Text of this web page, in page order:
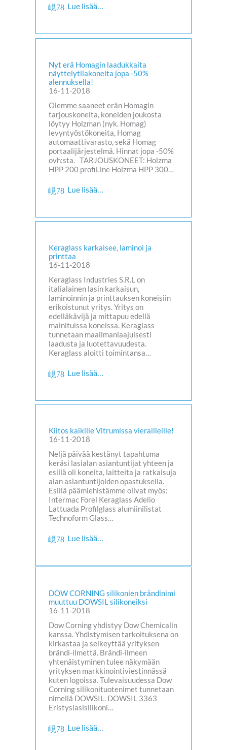
Lue lisää…
Nyt erä Homagin laadukkaita
näyttelytilakoneita jopa -50%
alennuksella!
16-11-2018
Olemme saaneet erän Homagin
tarjouskoneita, koneiden joukosta
löytyy Holzman (nyk. Homag)
levyntyöstökoneita, Homag
automaattivarasto, sekä Homag
portaalijärjestelmä. Hinnat jopa -50%
ovh:sta. TARJOUSKONEET: Holzma
HPP 200 profiLine Holzma HPP 300…
Lue lisää…
Keraglass karkaisee, laminoi ja
printtaa
16-11-2018
Keraglass Industries S.R.L on
italialainen lasin karkaisun,
laminoinnin ja printtauksen koneisiin
erikoistunut yritys. Yritys on
edelläkävijä ja mittapuu edellä
mainituissa koneissa. Keraglass
tunnetaan maailmanlaajuisesti
laadusta ja luotettavuudesta.
Keraglass aloitti toimintansa…
Lue lisää…
Kiitos kaikille Vitrumissa vierailleille!
16-11-2018
Neljä päivää kestänyt tapahtuma
keräsi lasialan asiantuntijat yhteen ja
esillä oli koneita, laitteita ja ratkaisuja
alan asiantuntijoiden opastuksella.
Esillä päämiehistämme olivat myös:
Intermac Forel Keraglass Adelio
Lattuada Profilglass alumiinilistat
Technoform Glass…
Lue lisää…
DOW CORNING silikonien brändinimi
muuttuu DOWSIL silikoneiksi
16-11-2018
Dow Corning yhdistyy Dow Chemicalin
kanssa. Yhdistymisen tarkoituksena on
kirkastaa ja selkeyttää yrityksen
brändi-ilmettä. Brändi-ilmeen
yhtenäistyminen tulee näkymään
yrityksen markkinointiviestinnässä
kuten logoissa. Tulevaisuudessa Dow
Corning silikonituotenimet tunnetaan
nimellä DOWSIL. DOWSIL 3363
Eristyslasisilikoni…
Lue lisää…